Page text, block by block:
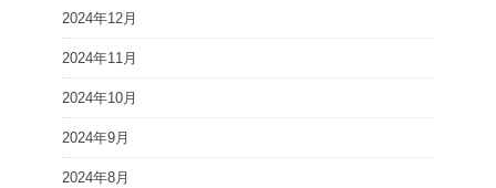
2024年12月
2024年11月
2024年10月
2024年9月
2024年8月